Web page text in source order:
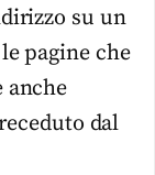
su un
pagine che
anche
dal